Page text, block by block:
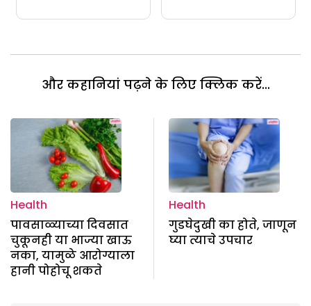
और कहानियां पढ़ने के लिए क्लिक करें...
Health
पावसाळ्याच्या दिवसात
चुकूनही या भाज्या खाऊ
नका, यामुळे आरोग्याला
हानी पोहोचू शकते
Health
गुडघेदुखी का होते, जाणून
घ्या त्याचे उपचार